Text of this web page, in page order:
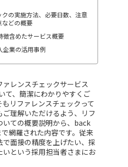
クの実施方法、必要日数、注意
などの概要
徴含めたサービス概要
企業の活用事例
レンスチェックサービス
て、簡潔にわかりやすくご
リファレンスチェックって
理解いただけるよう、リフ
いての概要説明から、back
網羅された内容です。従来
面接の精度を上げたい、採
という採用担当者さまにお